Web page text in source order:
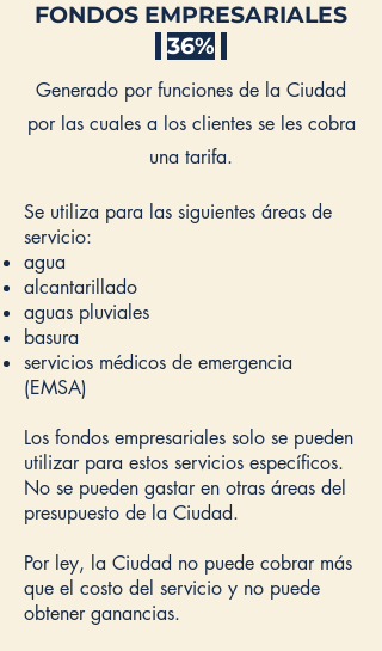
FONDOS EMPRESARIALES
36%
Generado por funciones de la Ciudad
por las cuales a los clientes se les cobra
una tarifa.
Se utiliza para las siguientes áreas de
servicio:
agua
alcantarillado
aguas pluviales
basura
servicios médicos de emergencia
(EMSA)
Los fondos empresariales solo se pueden
utilizar para estos servicios específicos.
No se pueden gastar en otras áreas del
presupuesto de la Ciudad.
Por ley, la Ciudad no puede cobrar más
que el costo del servicio y no puede
obtener ganancias.